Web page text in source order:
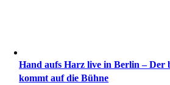
Hand aufs Harz live in Ber­lin – Der
kommt auf die Bühne